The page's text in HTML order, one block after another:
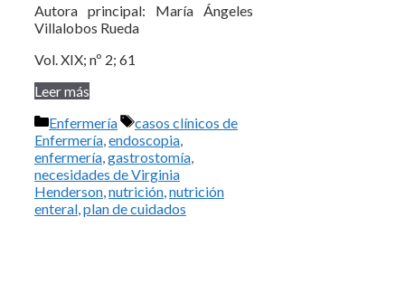
Autora principal: María Ángeles
Villalobos Rueda
Vol. XIX; nº 2; 61
Leer más
Categorías
Enfermería Etiquetas
casos clínicos de
Enfermería endoscopia
enfermería gastrostomía
necesidades de Virginia
Henderson nutrición nutrición
enteral plan de cuidados